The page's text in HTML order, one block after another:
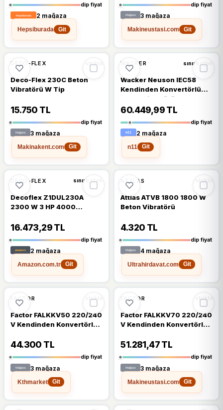
dip fiyat
2 mağaza
Hepsiburada
Git
dip fiyat
3 mağaza
Makineustasi.com
Git
DECO-FLEX stokta
Deco-Flex 230C Beton
Vibratörü W Tip
15.750 TL
dip fiyat
3 mağaza
Makinakent.com
Git
WACKER sınırlı stok
Wacker Neuson IEC58
Kendinden Konvertörlü
Beton Vibratörü
60.449,99 TL
dip fiyat
2 mağaza
n11
Git
%7
DECO-FLEX sınırlı stok
Decoflex Z1DUL230A
2300 W 3 HP 4000
Sıkılaştırma
16.473,29 TL
dip fiyat
2 mağaza
Amazon.com.tr
Git
%7
ATTLAS stokta
Attlas ATVB 1800 1800 W
Beton Vibratörü
4.320 TL
dip fiyat
4 mağaza
Ultrahirdavat.com
Git
%6
FACTOR stokta
Factor FALKKV50 220/240
V Kendinden Konvertörlü
44.300 TL
dip fiyat
3 mağaza
Kthmarket
Git
%5
FACTOR stokta
Factor FALKKV70 220/240
V Kendinden Konvertörlü
51.281,47 TL
dip fiyat
3 mağaza
Makineustasi.com
Git